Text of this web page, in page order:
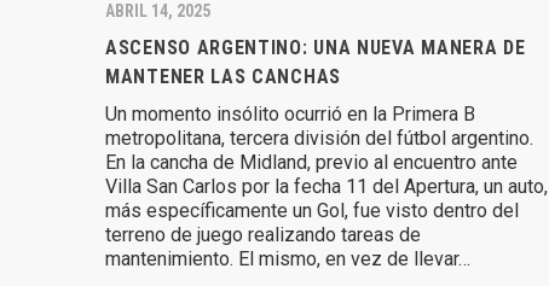
ABRIL 14, 2025
ASCENSO ARGENTINO: UNA NUEVA MANERA DE
MANTENER LAS CANCHAS
Un momento insólito ocurrió en la Primera B
metropolitana, tercera división del fútbol argentino.
En la cancha de Midland, previo al encuentro ante
Villa San Carlos por la fecha 11 del Apertura, un auto,
más específicamente un Gol, fue visto dentro del
terreno de juego realizando tareas de
mantenimiento. El mismo, en vez de llevar…